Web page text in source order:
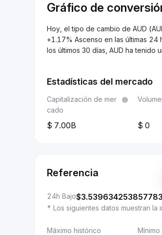
Gráfico de
Hoy, el tipo de cambio de AUD
+1.17% Ascenso en las últimas 24
los últimos 30 días, AUD ha tenido
Estadísticas del mercado
Capitalización de mer
cado
7.00B 0
Referencia
24h Bajo$
* Los siguientes datos muestran
Máximo histórico